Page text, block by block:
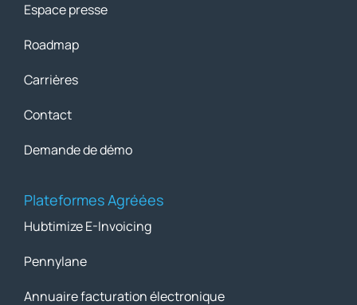
Espace presse
Roadmap
Carrières
Contact
Demande de démo
Plateformes Agréées
Hubtimize E-Invoicing
Pennylane
Annuaire facturation électronique